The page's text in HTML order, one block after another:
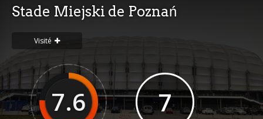
Stade Miejski de Poznań
Visité
7.6 7